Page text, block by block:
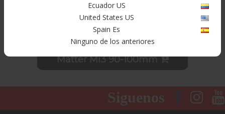
$ 300.000
Matter Mi3 90-100mm
Siguenos
Ecuador US
United States US
Spain Es
Ninguno de los anteriores